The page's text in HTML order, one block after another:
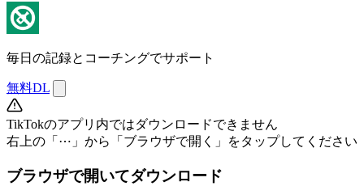
毎日の記録とコーチングでサポート
無料DL
TikTokのアプリ内ではダウンロードできません
右上の「⋯」から「ブラウザで開く」をタップしてください
ブラウザで開いてダウンロード